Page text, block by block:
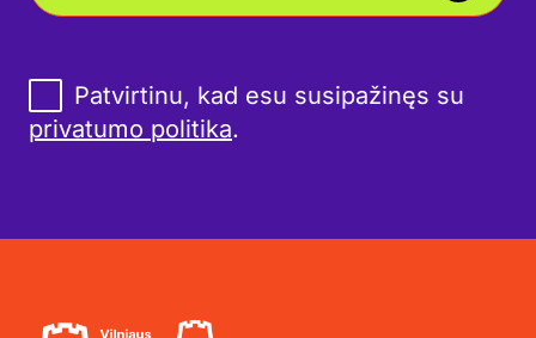
Patvirtinu, kad esu susipažinęs su
privatumo politika.